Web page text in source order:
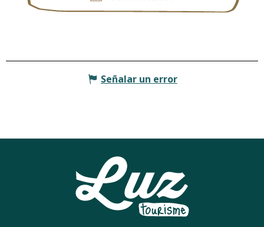
Señalar un error